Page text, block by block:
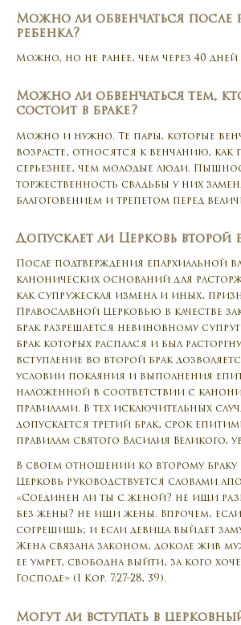
Можно ли обвенчаться после
ребенка?
Можно, но не ранее, чем через 40 дней
Можно ли обвенчаться тем,
состоит в браке?
Можно и нужно. Те пары, которые
возрасте, относятся к венчанию, как
серьезнее, чем молодые люди.
торжественность свадьбы у них
благоговением и трепетом перед
Допускает ли Церковь второй
После подтверждения епархиальной
канонических оснований для
как супружеская измена и иных,
Православной Церковью в качестве
брак разрешается невиновному
брак которых распался и был
вступление во второй брак
условии покаяния и выполнения
наложенной в соответствии с
правилами. В тех исключительных
допускается третий брак, срок
правилам святого Василия Великого,
В своем отношении ко второму браку
Церковь руководствуется словами
«Соединен ли ты с женой? не ищи
без жены? не ищи жены. Впрочем,
согрешишь; и если девица выйдет
Жена связана законом, доколе жив
ее умрет, свободна выйти, за кого
Господе» (1 Кор. 7:27–28, 39).
Могут ли вступать в